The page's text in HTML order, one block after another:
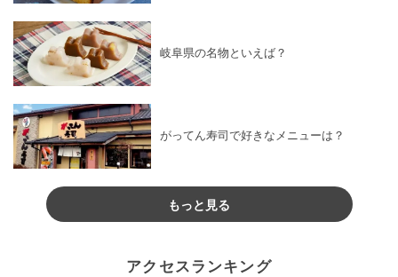
岐阜県の名物といえば？
がってん寿司で好きなメニューは？
もっと見る
アクセスランキング